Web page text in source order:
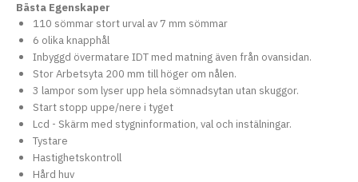
Bästa Egenskaper
110 sömmar stort urval av 7 mm sömmar
6 olika knapphål
Inbyggd övermatare IDT med matning även från ovansidan.
Stor Arbetsyta 200 mm till höger om nålen.
3 lampor som lyser upp hela sömnadsytan utan skuggor.
Start stopp uppe/nere i tyget
Lcd - Skärm med stygninformation, val och instälningar.
Tystare
Hastighetskontroll
Hård huv